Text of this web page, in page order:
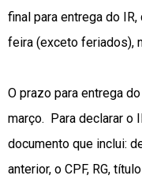
final para entrega do
feira (exceto feriados),
O prazo para entrega
março. Para declarar o
documento que inclui:
anterior, o CPF, RG,